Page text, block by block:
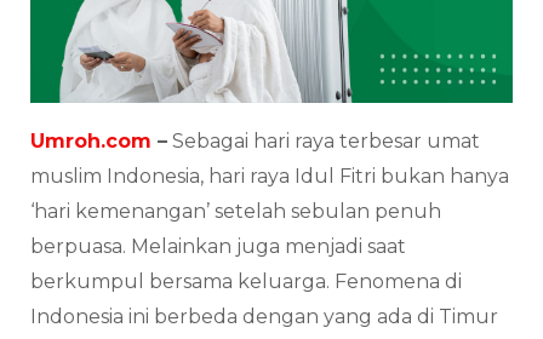
Umroh.com – Sebagai hari raya terbesar umat
muslim Indonesia, hari raya Idul Fitri bukan hanya
‘hari kemenangan’ setelah sebulan penuh
berpuasa. Melainkan juga menjadi saat
berkumpul bersama keluarga. Fenomena di
Indonesia ini berbeda dengan yang ada di Timur